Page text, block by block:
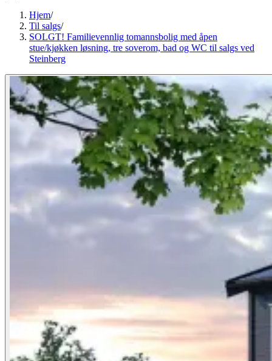
Hjem/
Til salgs/
SOLGT! Familievennlig tomannsbolig med åpen
stue/kjøkken løsning, tre soverom, bad og WC til salgs ved
Steinberg